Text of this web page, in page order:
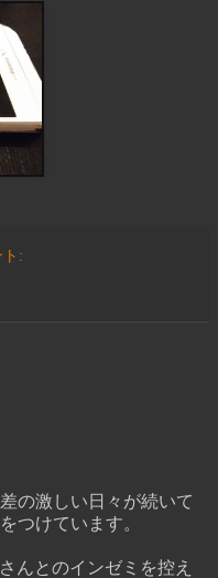
:
の激しい日々が続いて
つけています。
んとのインゼミを控え